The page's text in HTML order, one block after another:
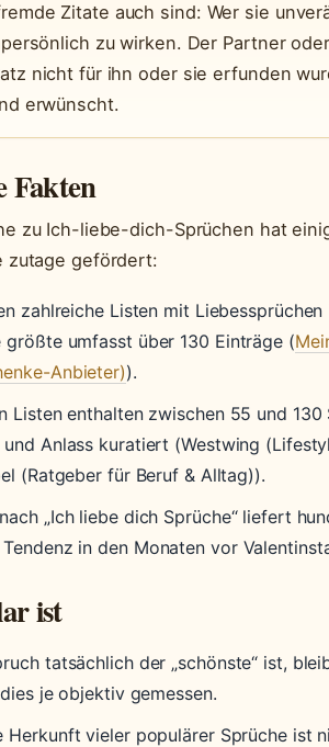
Zitate auch sind: Wer sie
zu wirken. Der Partner
nicht für ihn oder sie erfunden
erwünscht.
Fakten
zu Ich-liebe-dich-Sprüchen hat
zutage gefördert:
zahlreiche Listen mit
größte umfasst über 130 Einträge (
Anbieter)).
Listen enthalten zwischen 55 und 130
Anlass kuratiert (Westwing
(Ratgeber für Beruf & Alltag)).
„Ich liebe dich Sprüche“ liefert
in den Monaten vor
ist
tatsächlich der „schönste“ ist,
je objektiv gemessen.
Herkunft vieler populärer Sprüche ist